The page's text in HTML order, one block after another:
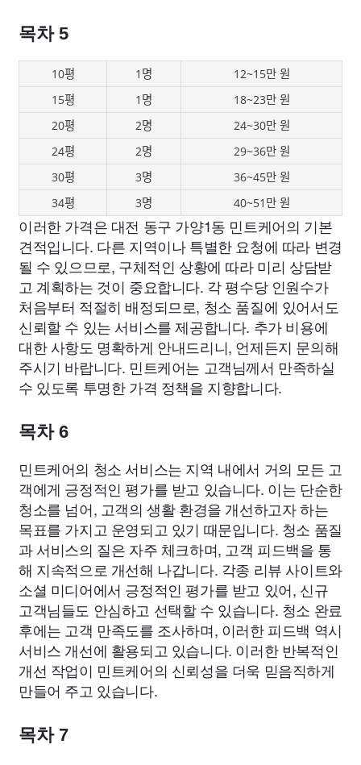
목차 5
10평 1명
12~15만 원
15평
1명
18~23만 원
20평
2명
24~30만 원
24평
2명
29~36만 원
30평
3명
36~45만 원
34평
3명 40~51만 원
이러한 가격은 대전 동구 가양1동 민트케어의 기본
견적입니다. 다른 지역이나 특별한 요청에 따라 변경
될 수 있으므로, 구체적인 상황에 따라 미리 상담받
고 계획하는 것이 중요합니다. 각 평수당 인원수가
처음부터 적절히 배정되므로, 청소 품질에 있어서도
신뢰할 수 있는 서비스를 제공합니다. 추가 비용에
대한 사항도 명확하게 안내드리니, 언제든지 문의해
주시기 바랍니다. 민트케어는 고객님께서 만족하실
수 있도록 투명한 가격 정책을 지향합니다.
목차 6
민트케어의 청소 서비스는 지역 내에서 거의 모든 고
객에게 긍정적인 평가를 받고 있습니다. 이는 단순한
청소를 넘어, 고객의 생활 환경을 개선하고자 하는
목표를 가지고 운영되고 있기 때문입니다. 청소 품질
과 서비스의 질은 자주 체크하며, 고객 피드백을 통
해 지속적으로 개선해 나갑니다. 각종 리뷰 사이트와
소셜 미디어에서 긍정적인 평가를 받고 있어, 신규
고객님들도 안심하고 선택할 수 있습니다. 청소 완료
후에는 고객 만족도를 조사하며, 이러한 피드백 역시
서비스 개선에 활용되고 있습니다. 이러한 반복적인
개선 작업이 민트케어의 신뢰성을 더욱 믿음직하게
만들어 주고 있습니다.
목차 7